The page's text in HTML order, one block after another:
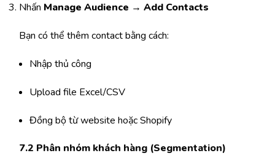
Nhấn Manage Audience → Add Contacts
Bạn có thể thêm contact bằng cách:
Nhập thủ công
Upload file Excel/CSV
Đồng bộ từ website hoặc Shopify
7.2 Phân nhóm khách hàng (Segmentation)